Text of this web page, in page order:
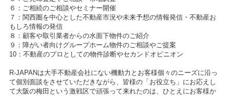
６：ご相続のご相談やセミナー開催
７：関西圏を中心とした不動産市況や未来予想の情報発信・不動産お
もしろ情報の発信
８：顧客や取引業者からの水面下物件のご紹介
９：障がい者向けグループホーム物件のご相談やご提案
10：不動産のプロとしての物件診断やセカンドオピニオン
R-JAPANは大手不動産会社にない機動力とお客様個々のニーズに沿っ
て個別面談をさせていただきながら、皆様の「お役立ち」にお応えし
て大阪の梅田という激戦区で頑張って来れたのは、ひとえにお客様か